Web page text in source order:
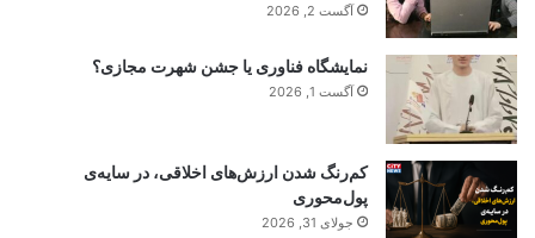
آگست 2, 2026
نمایشگاه فناوری یا جشن شهرت مجازی؟
آگست 1, 2026
کم‌رنگ شدن ارزش‌های اخلاقی، در سایه‌ی
پول‌محوری
جولای 31, 2026